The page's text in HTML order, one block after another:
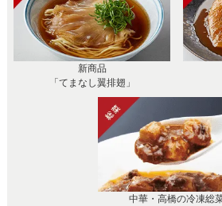
新商品
「てまなし翼排翅」
中華・高橋の冷凍総